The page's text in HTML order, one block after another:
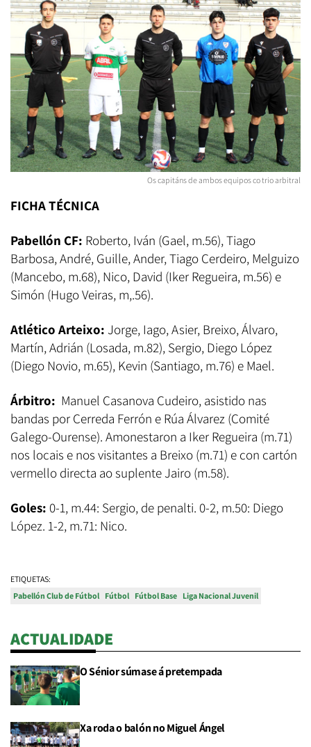
Os capitáns de ambos equipos co trio arbitral
FICHA TÉCNICA
Pabellón CF: Roberto, Iván (Gael, m.56), Tiago
Barbosa, André, Guille, Ander, Tiago Cerdeiro, Melguizo
(Mancebo, m.68), Nico, David (Iker Regueira, m.56) e
Simón (Hugo Veiras, m,.56).
Atlético Arteixo: Jorge, Iago, Asier, Breixo, Álvaro,
Martín, Adrián (Losada, m.82), Sergio, Diego López
(Diego Novio, m.65), Kevin (Santiago, m.76) e Mael.
Árbitro: Manuel Casanova Cudeiro, asistido nas
bandas por Cerreda Ferrón e Rúa Álvarez (Comité
Galego-Ourense). Amonestaron a Iker Regueira (m.71)
nos locais e nos visitantes a Breixo (m.71) e con cartón
vermello directa ao suplente Jairo (m.58).
Goles: 0-1, m.44: Sergio, de penalti. 0-2, m.50: Diego
López. 1-2, m.71: Nico.
ETIQUETAS:
Pabellón Club de Fútbol Fútbol Fútbol Base Liga Nacional Juvenil
ACTUALIDADE
O Sénior súmase á pretempada
Xa roda o balón no Miguel Ángel